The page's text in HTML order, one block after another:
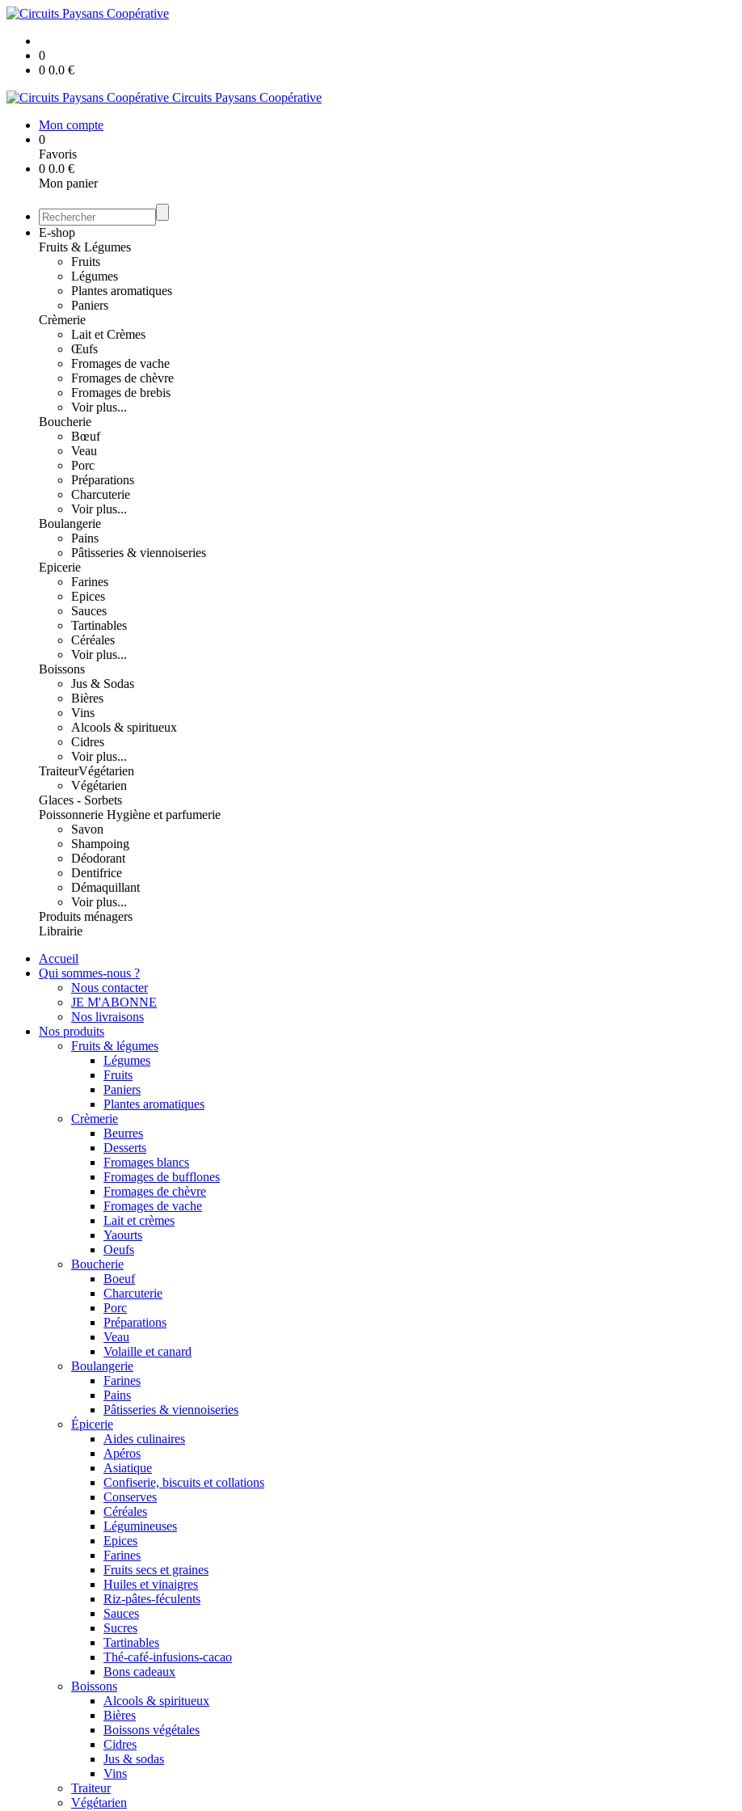
0
0 0.0 €
Circuits Paysans Coopérative
Mon compte
0
Favoris
0 0.0 €
Mon panier
E-shop
Fruits & Légumes
Fruits
Légumes
Plantes aromatiques
Paniers
Crèmerie
Lait et Crèmes
Œufs
Fromages de vache
Fromages de chèvre
Fromages de brebis
Voir plus...
Boucherie
Bœuf
Veau
Porc
Préparations
Charcuterie
Voir plus...
Boulangerie
Pains
Pâtisseries & viennoiseries
Epicerie
Farines
Epices
Sauces
Tartinables
Céréales
Voir plus...
Boissons
Jus & Sodas
Bières
Vins
Alcools & spiritueux
Cidres
Voir plus...
TraiteurVégétarien
Végétarien
Glaces - Sorbets
Poissonnerie Hygiène et parfumerie
Savon
Shampoing
Déodorant
Dentifrice
Démaquillant
Voir plus...
Produits ménagers
Librairie
Accueil
Qui sommes-nous ?
Nous contacter
JE M'ABONNE
Nos livraisons
Nos produits
Fruits & légumes
Légumes
Fruits
Paniers
Plantes aromatiques
Crèmerie
Beurres
Desserts
Fromages blancs
Fromages de bufflones
Fromages de chèvre
Fromages de vache
Lait et crèmes
Yaourts
Oeufs
Boucherie
Boeuf
Charcuterie
Porc
Préparations
Veau
Volaille et canard
Boulangerie
Farines
Pains
Pâtisseries & viennoiseries
Épicerie
Aides culinaires
Apéros
Asiatique
Confiserie, biscuits et collations
Conserves
Céréales
Légumineuses
Epices
Farines
Fruits secs et graines
Huiles et vinaigres
Riz-pâtes-féculents
Sauces
Sucres
Tartinables
Thé-café-infusions-cacao
Bons cadeaux
Boissons
Alcools & spiritueux
Bières
Boissons végétales
Cidres
Jus & sodas
Vins
Traiteur
Végétarien